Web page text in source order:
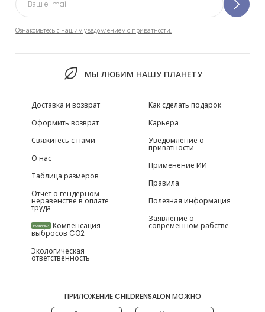
Ознакомьтесь с нашим уведомлением о приватности.
МЫ ЛЮБИМ НАШУ ПЛАНЕТУ
Доставка и возврат
Оформить возврат
Свяжитесь с нами
О нас
Таблица размеров
Отчет о гендерном
неравенстве в оплате
труда
НОВИНКИ Компенсация
выбросов CO2
Экологическая
ответственность
Как сделать подарок
Карьера
Уведомление о
приватности
Применение ИИ
Правила
Полезная информация
Заявление о
современном рабстве
ПРИЛОЖЕНИЕ CHILDRENSALON МОЖНО